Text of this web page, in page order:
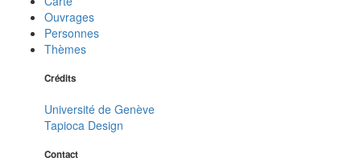
Ouvrages
Personnes
Thèmes
Crédits
Université de Genève
Tapioca Design
Contact